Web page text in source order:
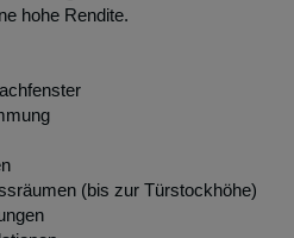
ist problemlos. Auf Grund der
von unserer